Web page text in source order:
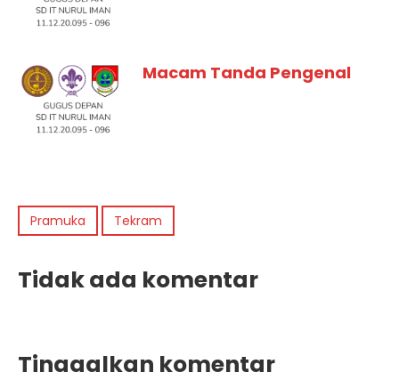
Macam Tanda Pengenal
Pramuka Tekram
Tidak ada komentar
Tinggalkan komentar